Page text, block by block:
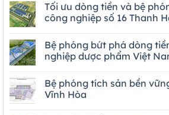
Tối ưu dòng tiền và bệ
công nghiệp số 16 Thanh
Bệ phóng bứt phá dòng
nghiệp dược phẩm Việt
Bệ phóng tích sản bền
Vĩnh Hòa